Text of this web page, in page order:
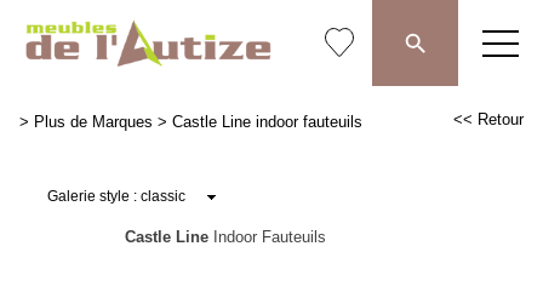
> Plus de Marques > Castle Line indoor fauteuils << Retour
Castle LineIndoor Fauteuils